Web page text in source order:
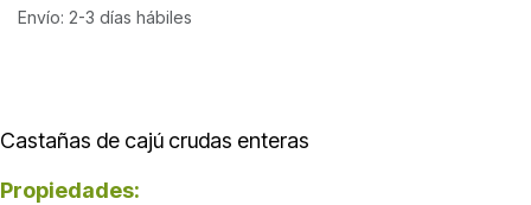
Envío: 2-3 días hábiles
Castañas de cajú crudas enteras
Propiedades: